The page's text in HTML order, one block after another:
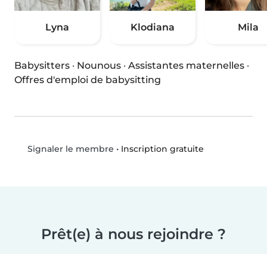
Lyna Klodiana Mila
Babysitters · Nounous · Assistantes maternelles ·
Offres d'emploi de babysitting
Signaler le membre • Inscription gratuite
Prêt(e) à nous rejoindre ?